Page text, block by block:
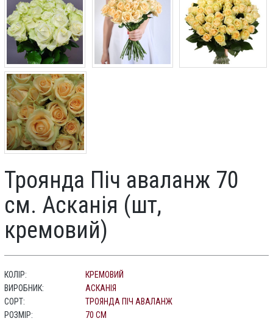
Троянда Піч аваланж 70
см. Асканія (шт,
кремовий)
КОЛІР:
КРЕМОВИЙ
ВИРОБНИК:
АСКАНІЯ
СОРТ:
ТРОЯНДА ПІЧ АВАЛАНЖ
РОЗМІР:
70 СМ